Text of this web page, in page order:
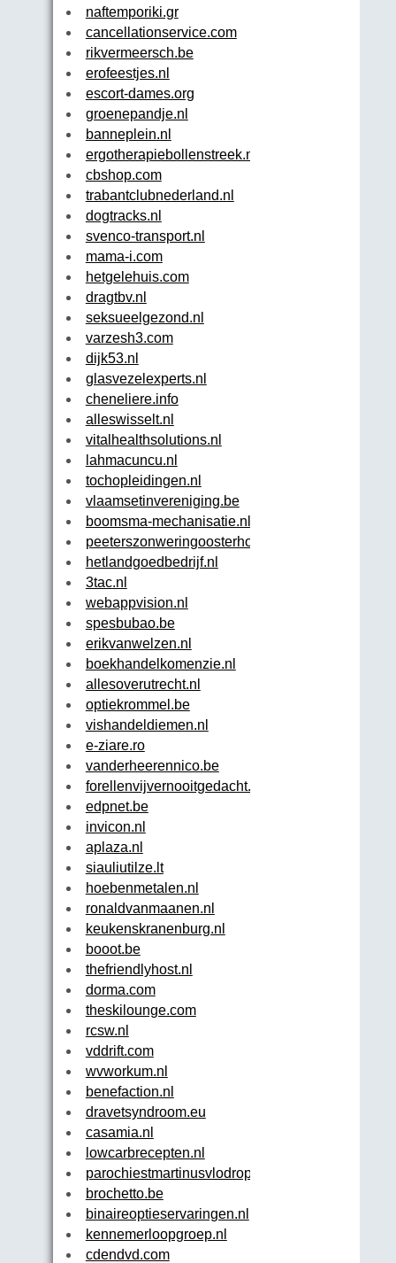
naftemporiki.gr
cancellationservice.com
rikvermeersch.be
erofeestjes.nl
escort-dames.org
groenepandje.nl
banneplein.nl
ergotherapiebollenstreek.nl
cbshop.com
trabantclubnederland.nl
dogtracks.nl
svenco-transport.nl
mama-i.com
hetgelehuis.com
dragtbv.nl
seksueelgezond.nl
varzesh3.com
dijk53.nl
glasvezelexperts.nl
cheneliere.info
alleswisselt.nl
vitalhealthsolutions.nl
lahmacuncu.nl
tochopleidingen.nl
vlaamsetinvereniging.be
boomsma-mechanisatie.nl
peeterszonweringoosterhout.nl
hetlandgoedbedrijf.nl
3tac.nl
webappvision.nl
spesbubao.be
erikvanwelzen.nl
boekhandelkomenzie.nl
allesoverutrecht.nl
optiekrommel.be
vishandeldiemen.nl
e-ziare.ro
vanderheerennico.be
forellenvijvernooitgedacht.nl
edpnet.be
invicon.nl
aplaza.nl
siauliutilze.lt
hoebenmetalen.nl
ronaldvanmaanen.nl
keukenskranenburg.nl
booot.be
thefriendlyhost.nl
dorma.com
theskilounge.com
rcsw.nl
vddrift.com
wvworkum.nl
benefaction.nl
dravetsyndroom.eu
casamia.nl
lowcarbrecepten.nl
parochiestmartinusvlodrop.nl
brochetto.be
binaireoptieservaringen.nl
kennemerloopgroep.nl
cdendvd.com